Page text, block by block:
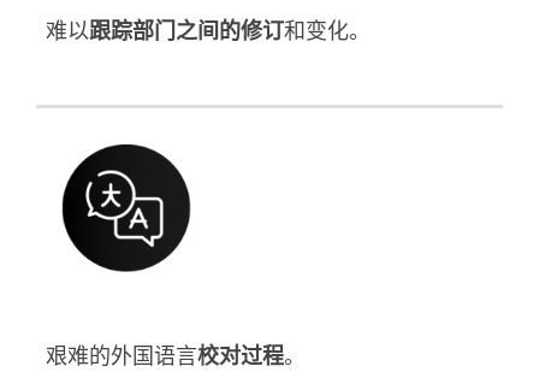
难以跟踪部门之间的修订和变化。
艰难的外国语言校对过程。